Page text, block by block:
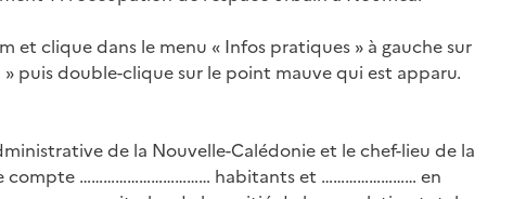
et clique dans le menu « Infos pratiques » à gauche sur
puis double-clique sur le point mauve qui est apparu.
de la Nouvelle-Calédonie et le chef-lieu de la
compte …………………………… habitants et …………………… en